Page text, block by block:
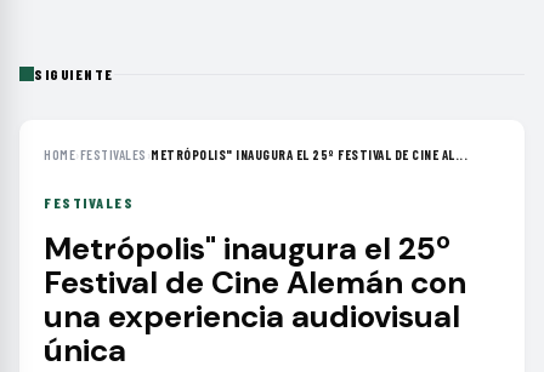
SIGUIENTE
HOME›FESTIVALES ›METRÓPOLIS" INAUGURA EL 25º FESTIVAL DE CINE AL...
FESTIVALES
Metrópolis" inaugura el 25º
Festival de Cine Alemán con
una experiencia audiovisual
única